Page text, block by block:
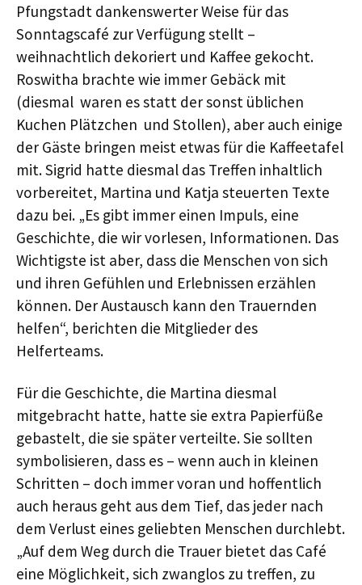
Pfungstadt dankenswerter Weise für das
Sonntagscafé zur Verfügung stellt –
weihnachtlich dekoriert und Kaffee gekocht.
Roswitha brachte wie immer Gebäck mit
(diesmal waren es statt der sonst üblichen
Kuchen Plätzchen und Stollen), aber auch einige
der Gäste bringen meist etwas für die Kaffeetafel
mit. Sigrid hatte diesmal das Treffen inhaltlich
vorbereitet, Martina und Katja steuerten Texte
dazu bei. „Es gibt immer einen Impuls, eine
Geschichte, die wir vorlesen, Informationen. Das
Wichtigste ist aber, dass die Menschen von sich
und ihren Gefühlen und Erlebnissen erzählen
können. Der Austausch kann den Trauernden
helfen“, berichten die Mitglieder des
Helferteams.
Für die Geschichte, die Martina diesmal
mitgebracht hatte, hatte sie extra Papierfüße
gebastelt, die sie später verteilte. Sie sollten
symbolisieren, dass es – wenn auch in kleinen
Schritten – doch immer voran und hoffentlich
auch heraus geht aus dem Tief, das jeder nach
dem Verlust eines geliebten Menschen durchlebt.
„Auf dem Weg durch die Trauer bietet das Café
eine Möglichkeit, sich zwanglos zu treffen, zu